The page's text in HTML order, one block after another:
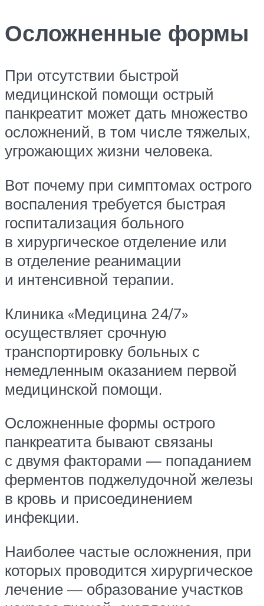
Осложненные формы
При отсутствии быстрой
медицинской помощи острый
панкреатит может дать множество
осложнений, в том числе тяжелых,
угрожающих жизни человека.
Вот почему при симптомах острого
воспаления требуется быстрая
госпитализация больного
в хирургическое отделение или
в отделение реанимации
и интенсивной терапии.
Клиника «Медицина 24/7»
осуществляет срочную
транспортировку больных с
немедленным оказанием первой
медицинской помощи.
Осложненные формы острого
панкреатита бывают связаны
с двумя факторами — попаданием
ферментов поджелудочной железы
в кровь и присоединением
инфекции.
Наиболее частые осложнения, при
которых проводится хирургическое
лечение — образование участков